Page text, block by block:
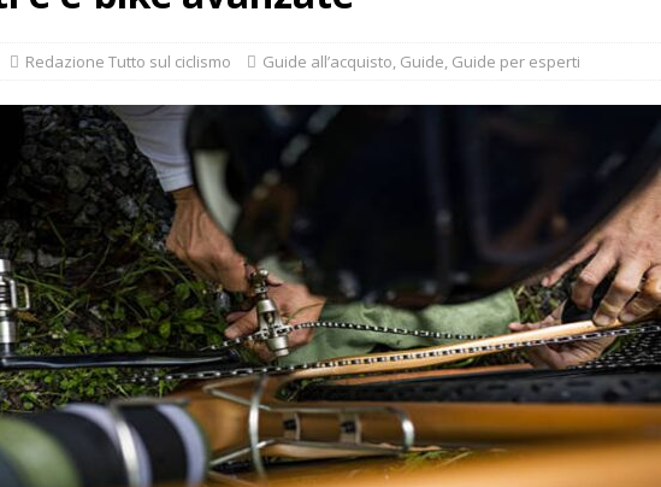
Redazione Tutto sul ciclismo Guide all’acquisto, Guide, Guide per esperti